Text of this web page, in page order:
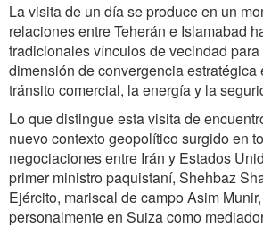
La visita de un día se produce en un
relaciones entre Teherán e Islamabad
tradicionales vínculos de vecindad
dimensión de convergencia estratégica
tránsito comercial, la energía y la
Lo que distingue esta visita de
nuevo contexto geopolítico surgido en
negociaciones entre Irán y Estados
primer ministro paquistaní, Shehbaz
Ejército, mariscal de campo Asim
personalmente en Suiza como